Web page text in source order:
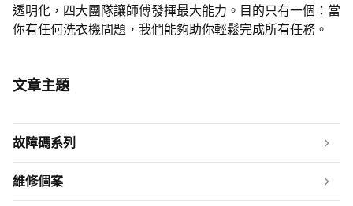
透明化，四大團隊讓師傅發揮最大能力。目的只有一個：當
你有任何洗衣機問題，我們能夠助你輕鬆完成所有任務。
文章主題
故障碼系列
維修個案